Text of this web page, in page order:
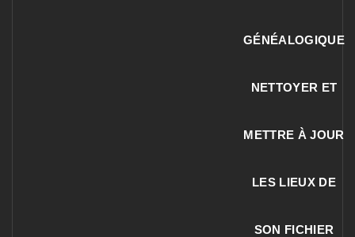
GÉNÉALOGIQUE
NETTOYER ET
METTRE À JOUR
LES LIEUX DE
SON FICHIER